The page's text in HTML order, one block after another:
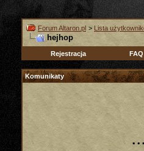
Forum Altaron.pl > Lista
hejhop
Rejestracja FAQ
Komunikaty